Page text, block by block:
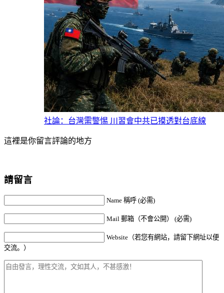
社論：台灣需警惕 川習會中共已摸透對台底線
這裡是你留言評論的地方
請留言
Name 稱呼 (必需)
Mail 郵箱（不會公開） (必需)
Website（若您有網站，請留下網址以便
交流。）